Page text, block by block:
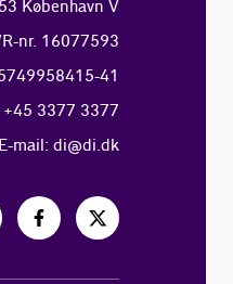
København V
nr. 16077593
41
+45 3377 3377
E-mail: di@di.dk